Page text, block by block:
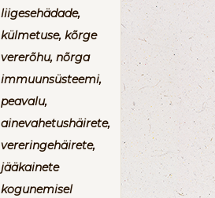
liigesehädade,
külmetuse, kõrge
vererõhu, nõrga
immuunsüsteemi,
peavalu,
ainevahetushäirete,
vereringehäirete,
jääkainete
kogunemisel